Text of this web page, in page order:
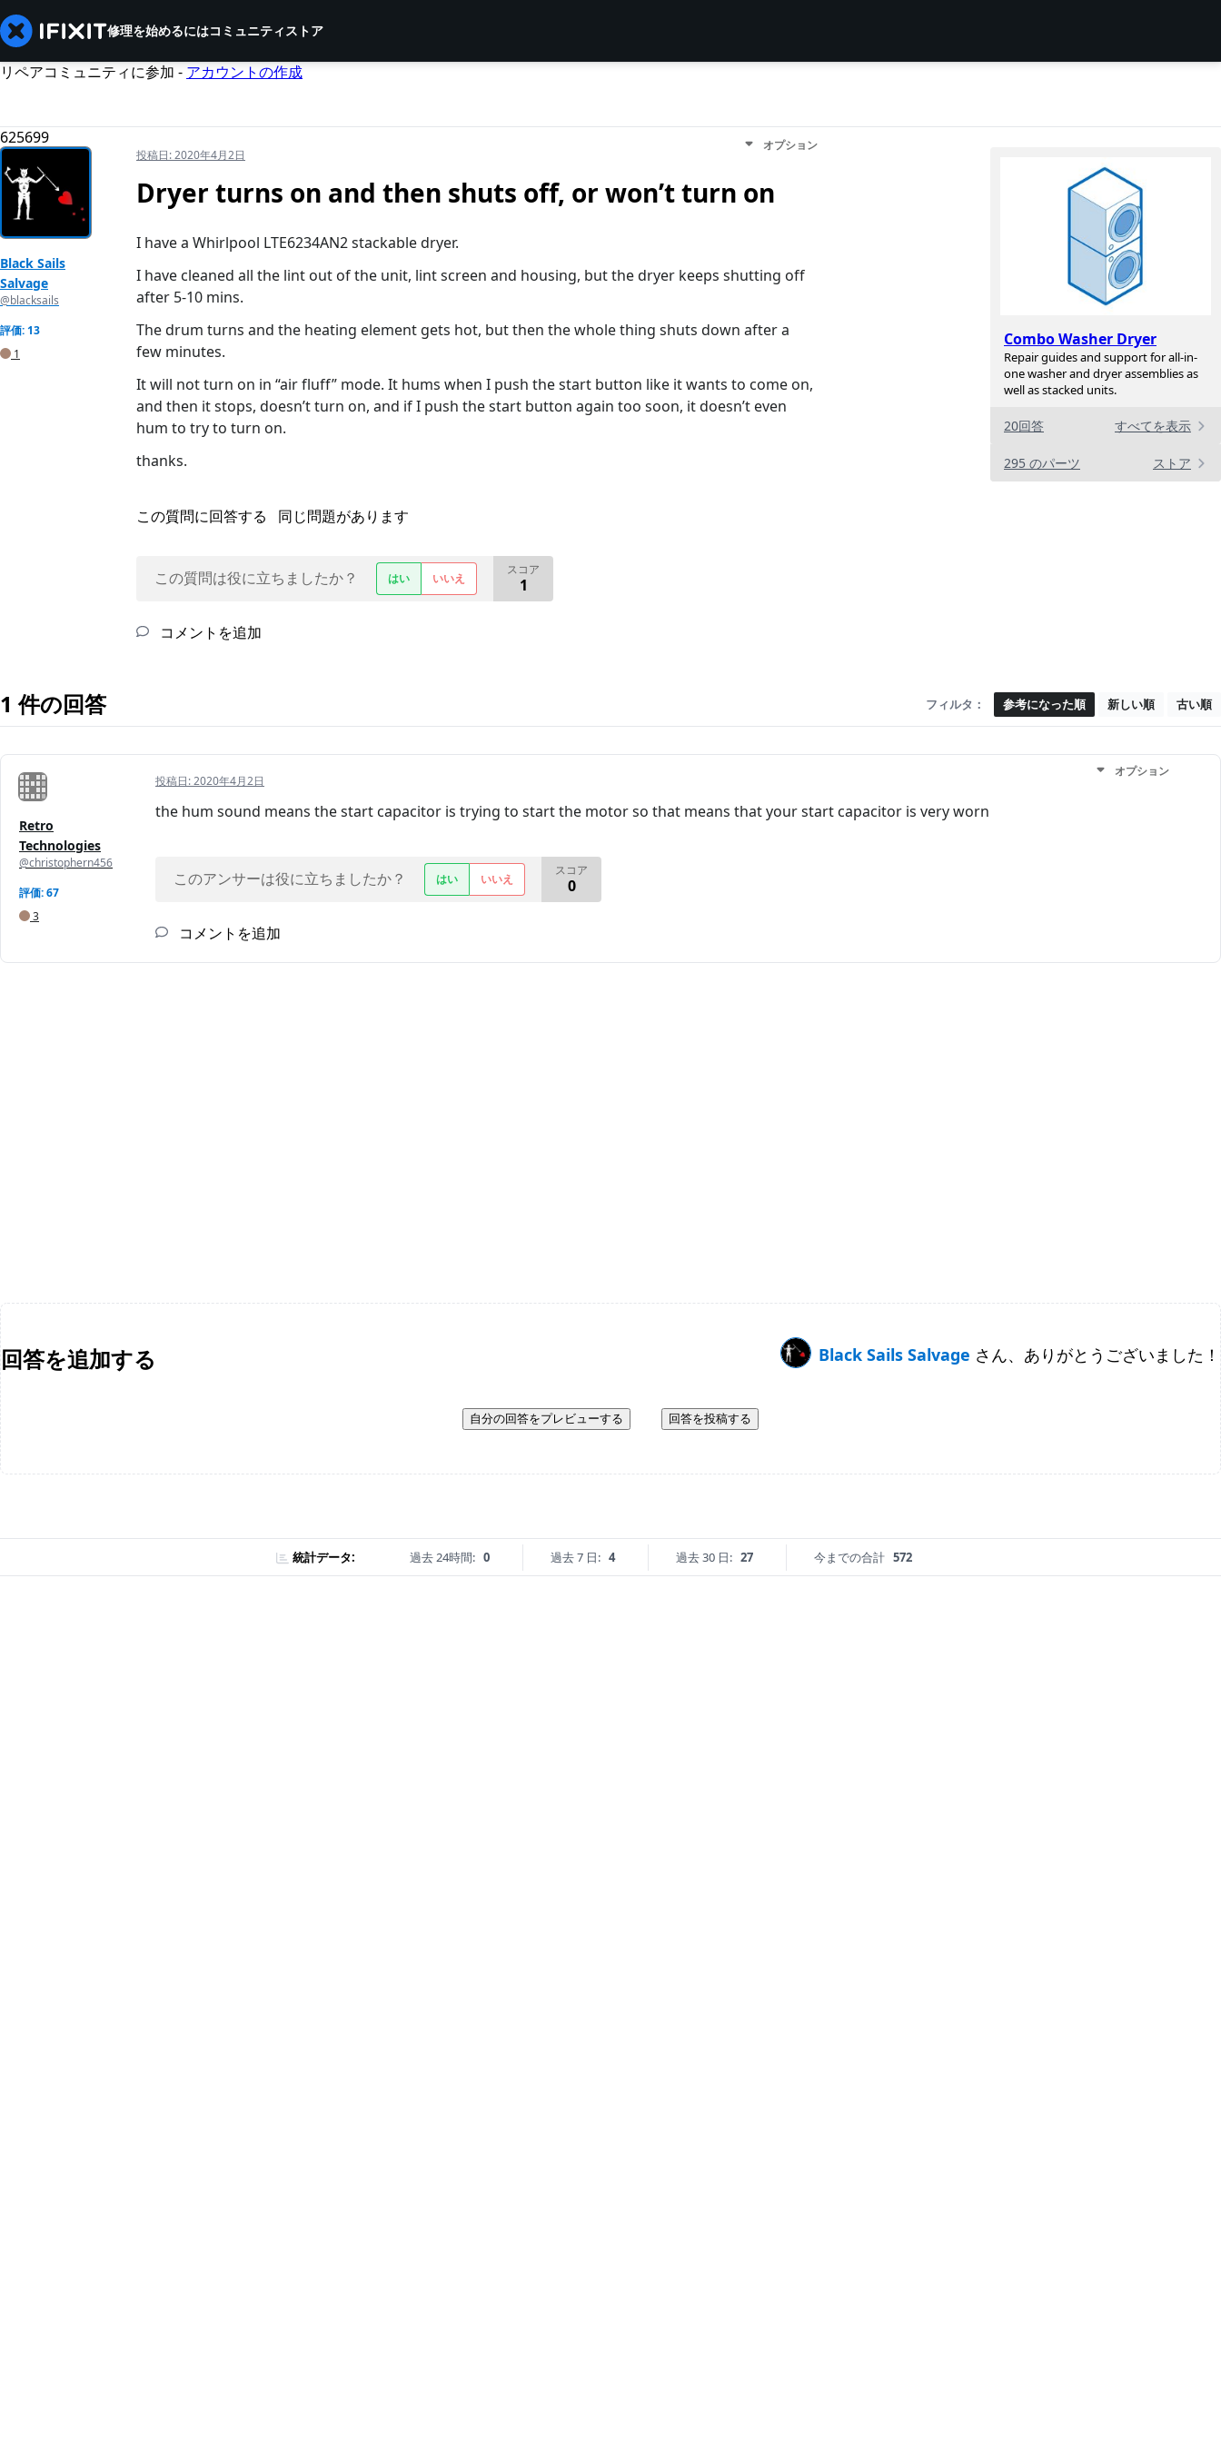
修理を始めるにはコミュニティストア
リペアコミュニティに参加 - アカウントの作成
625699
Combo Washer Dryer
Repair guides and support for all-in-
one washer and dryer assemblies as
well as stacked units.
20回答 すべてを表示
295 のパーツ ストア
Black Sails
Salvage
@blacksails
評価: 13
1
投稿日:2020年4月2日
オプション
Dryer turns on and then shuts off, or won’t turn on
I have a Whirlpool LTE6234AN2 stackable dryer.
I have cleaned all the lint out of the unit, lint screen and housing, but the dryer keeps shutting off
after 5-10 mins.
The drum turns and the heating element gets hot, but then the whole thing shuts down after a
few minutes.
It will not turn on in “air fluff” mode. It hums when I push the start button like it wants to come on,
and then it stops, doesn’t turn on, and if I push the start button again too soon, it doesn’t even
hum to try to turn on.
thanks.
この質問に回答する 同じ問題があります
この質問は役に立ちましたか？ はい いいえ
スコア
1
コメントを追加
1 件の回答 フィルタ： 参考になった順 新しい順 古い順
Retro
Technologies
@christophern456
評価: 67
3
投稿日:2020年4月2日
オプション
the hum sound means the start capacitor is trying to start the motor so that means that your start capacitor is very worn
このアンサーは役に立ちましたか？ はい いいえ
スコア
0
コメントを追加
回答を追加する Black Sails Salvage さん、ありがとうございました！
自分の回答をプレビューする 回答を投稿する
統計データ: 過去 24時間: 0 過去 7 日: 4 過去 30 日: 27 今までの合計 572